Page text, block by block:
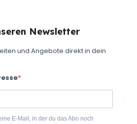
Newsletter
und Angebote direkt in dein
E-Mail, in der du das Abo noch